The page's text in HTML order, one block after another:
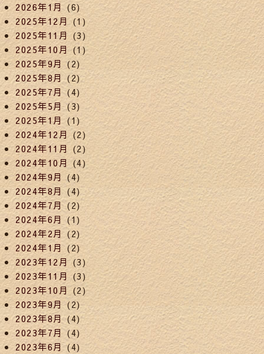
2026年1月(6)
2025年12月 (1)
2025年11月 (3)
2025年10月(1)
2025年9月 (2)
2025年8月(2)
2025年7月(4)
2025年5月(3)
2025年1月 (1)
2024年12月 (2)
2024年11月 (2)
2024年10月 (4)
2024年9月 (4)
2024年8月(4)
2024年7月(2)
2024年6月 (1)
2024年2月 (2)
2024年1月 (2)
2023年12月(3)
2023年11月 (3)
2023年10月 (2)
2023年9月(2)
2023年8月(4)
2023年7月 (4)
2023年6月(4)